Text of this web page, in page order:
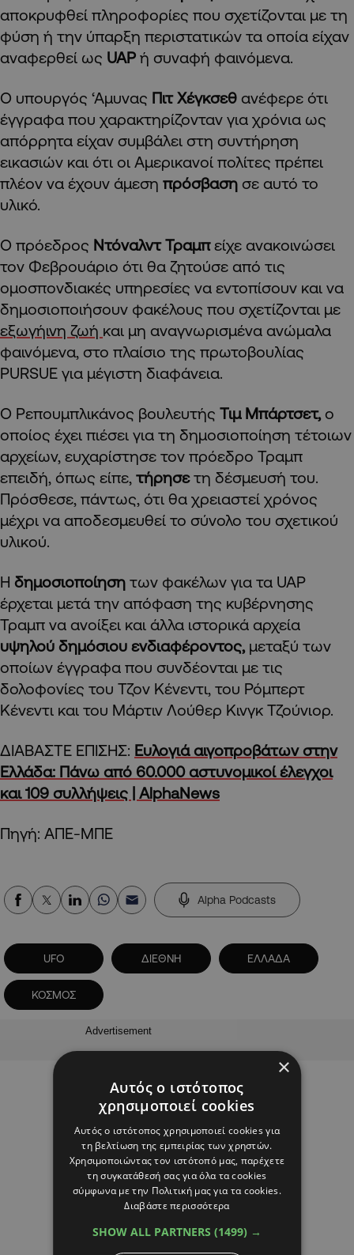
αποκρυφθεί πληροφορίες που σχετίζονται με τη
φύση ή την ύπαρξη περιστατικών τα οποία είχαν
αναφερθεί ως UAP ή συναφή φαινόμενα.
Ο υπουργός ‘Αμυνας Πιτ Χέγκσεθ ανέφερε ότι
έγγραφα που χαρακτηρίζονταν για χρόνια ως
απόρρητα είχαν συμβάλει στη συντήρηση
εικασιών και ότι οι Αμερικανοί πολίτες πρέπει
πλέον να έχουν άμεση πρόσβαση σε αυτό το
υλικό.
Ο πρόεδρος Ντόναλντ Τραμπείχε ανακοινώσει
τον Φεβρουάριο ότι θα ζητούσε από τις
ομοσπονδιακές υπηρεσίες να εντοπίσουν και να
δημοσιοποιήσουν φακέλους που σχετίζονται με
εξωγήινη ζωή και μη αναγνωρισμένα ανώμαλα
φαινόμενα, στο πλαίσιο της πρωτοβουλίας
PURSUE για μέγιστη διαφάνεια.
Ο Ρεπουμπλικάνος βουλευτής Τιμ Μπάρτσετ, ο
οποίος έχει πιέσει για τη δημοσιοποίηση τέτοιων
αρχείων, ευχαρίστησε τον πρόεδρο Τραμπ
επειδή, όπως είπε, τήρησετη δέσμευσή του.
Πρόσθεσε, πάντως, ότι θα χρειαστεί χρόνος
μέχρι να αποδεσμευθεί το σύνολο του σχετικού
υλικού.
Η δημοσιοποίηση των φακέλων για τα UAP
έρχεται μετά την απόφαση της κυβέρνησης
Τραμπ να ανοίξει και άλλα ιστορικά αρχεία
υψηλού δημόσιου ενδιαφέροντος, μεταξύ των
οποίων έγγραφα που συνδέονται με τις
δολοφονίες του Τζον Κένεντι, του Ρόμπερτ
Κένεντι και του Μάρτιν Λούθερ Κινγκ Τζούνιορ.
ΔΙΑΒΑΣΤΕ ΕΠΙΣΗΣ: Ευλογιά αιγοπροβάτων στην
Ελλάδα: Πάνω από 60.000 αστυνομικοί έλεγχοι
και 109 συλλήψεις | AlphaNews
Πηγή: ΑΠΕ-ΜΠΕ
Alpha Podcasts
UFO ΔΙΕΘΝΗ ΕΛΛΑΔΑ
ΚΟΣΜΟΣ
Advertisement
×
Αυτός ο ιστότοπος
χρησιμοποιεί cookies
Αυτός ο ιστότοπος χρησιμοποιεί cookies για
τη βελτίωση της εμπειρίας των χρηστών.
Χρησιμοποιώντας τον ιστότοπό μας, παρέχετε
τη συγκατάθεσή σας για όλα τα cookies
σύμφωνα με την Πολιτική μας για τα cookies.
Διαβάστε περισσότερα
SHOW ALL PARTNERS (1499) →